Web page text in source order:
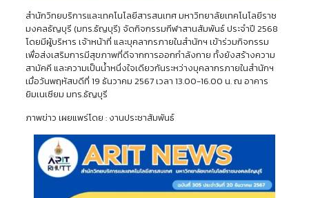
สำนักวิทยบริการและเทคโนโลยีสารสนเทศ มหาวิทยาลัยเทคโนโลยีราช
มงคลธัญบุรี (มทร.ธัญบุรี) จัดกิจกรรมกีฬาสานสัมพันธ์ ประจำปี 2568
โดยมีผู้บริหาร เจ้าหน้าที่ และบุคลากรภายในสำนักฯ เข้าร่วมกิจกรรม
เพื่อส่งเสริมการมีสุขภาพที่ดีจากการออกกำลังกาย ทั้งยังสร้างความ
สามัคคี และความเป็นน้ำหนึ่งใจเดียวกันระหว่างบุคลากรภายในสำนักฯ
เมื่อวันพฤหัสบดีที่ 19 ธันวาคม 2567 เวลา 13.00-16.00 น. ณ อาคาร
ยิมเนเซียม มทร.ธัญบุรี
ภาพข่าว เผยแพร่โดย : งานประชาสัมพันธ์